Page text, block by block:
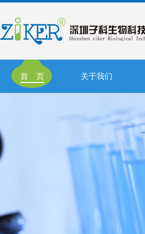
首 页 关于我们